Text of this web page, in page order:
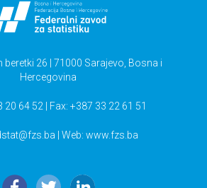
beretki 26 | 71000 Sarajevo, Bosna i
Hercegovina
20 64 52 | Fax: +387 33 22 61 51
| Web: www.fzs.ba